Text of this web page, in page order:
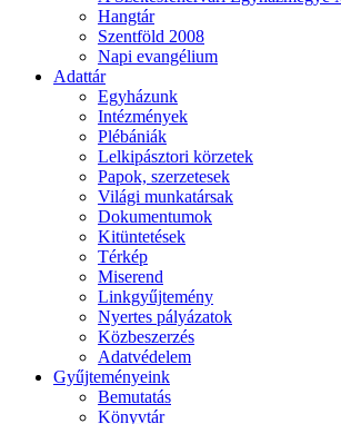
Hangtár
Szentföld 2008
Napi evangélium
Adattár
Egyházunk
Intézmények
Plébániák
Lelkipásztori körzetek
Papok, szerzetesek
Világi munkatársak
Dokumentumok
Kitüntetések
Térkép
Miserend
Linkgyűjtemény
Nyertes pályázatok
Közbeszerzés
Adatvédelem
Gyűjteményeink
Bemutatás
Könyvtár